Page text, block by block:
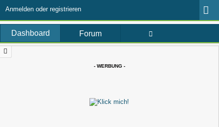
Anmelden oder registrieren
Dashboard Forum
- WERBUNG -